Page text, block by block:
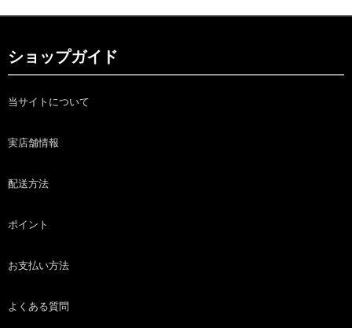
ショップガイド
当サイトについて
実店舗情報
配送方法
ポイント
お支払い方法
よくある質問